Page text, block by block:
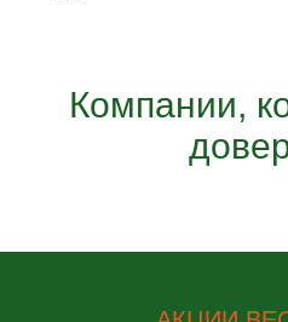
Компании,